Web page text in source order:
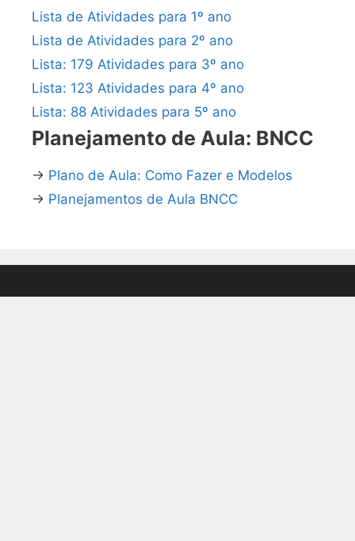
Lista de Atividades para 1º ano
Lista de Atividades para 2º ano
Lista: 179 Atividades para 3º ano
Lista: 123 Atividades para 4º ano
Lista: 88 Atividades para 5º ano
Planejamento de Aula: BNCC
→ Plano de Aula: Como Fazer e Modelos
→ Planejamentos de Aula BNCC